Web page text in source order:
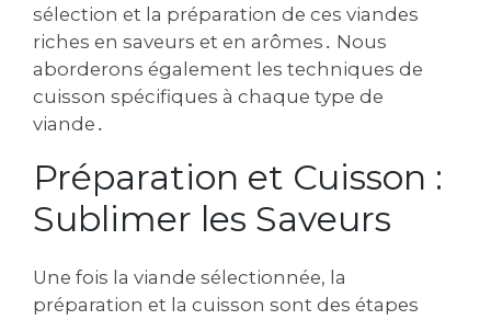
sélection et la préparation de ces viandes
riches en saveurs et en arômes․ Nous
aborderons également les techniques de
cuisson spécifiques à chaque type de
viande․
Préparation et Cuisson :
Sublimer les Saveurs
Une fois la viande sélectionnée, la
préparation et la cuisson sont des étapes